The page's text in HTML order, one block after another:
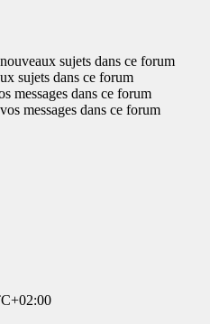
sujets dans ce forum
sujets dans ce forum
messages dans ce forum
messages dans ce forum